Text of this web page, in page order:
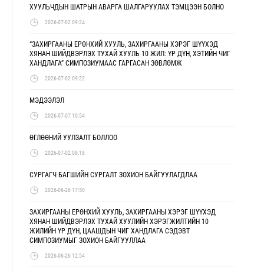
ХУУЛЬЧДЫН ШАТРЫН АВАРГА ШАЛГАРУУЛАХ ТЭМЦЭЭН БОЛНО
2026-07-02 09:24
“ЗАХИРГААНЫ ЕРӨНХИЙ ХУУЛЬ, ЗАХИРГААНЫ ХЭРЭГ ШҮҮХЭД
ХЯНАН ШИЙДВЭРЛЭХ ТУХАЙ ХУУЛЬ 10 ЖИЛ: ҮР ДҮН, ХЭТИЙН ЧИГ
ХАНДЛАГА” СИМПОЗИУМААС ГАРГАСАН ЗӨВЛӨМЖ
2026-07-02 09:22
МЭДЭЭЛЭЛ
2026-07-07 10:54
ӨГЛӨӨНИЙ УУЛЗАЛТ БОЛЛОО
2026-07-02 09:18
СУРГАГЧ БАГШИЙН СУРГАЛТ ЗОХИОН БАЙГУУЛАГДЛАА
2026-06-26 17:50
ЗАХИРГААНЫ ЕРӨНХИЙ ХУУЛЬ, ЗАХИРГААНЫ ХЭРЭГ ШҮҮХЭД
ХЯНАН ШИЙДВЭРЛЭХ ТУХАЙ ХУУЛИЙН ХЭРЭГЖИЛТИЙН 10
ЖИЛИЙН ҮР ДҮН, ЦААШДЫН ЧИГ ХАНДЛАГА СЭДЭВТ
СИМПОЗИУМЫГ ЗОХИОН БАЙГУУЛЛАА
2026-06-26 12:54